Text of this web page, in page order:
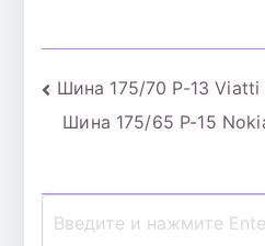
Навигация
по
записям
Шина 175/70 Р-13 Viatti
Шина 175/65 Р-15